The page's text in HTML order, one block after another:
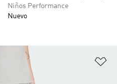
Niños Performance
Nuevo